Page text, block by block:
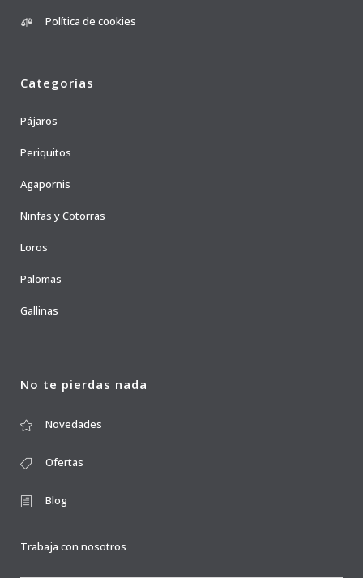
Política de cookies
Categorías
Pájaros
Periquitos
Agapornis
Ninfas y Cotorras
Loros
Palomas
Gallinas
No te pierdas nada
Novedades
Ofertas
Blog
Trabaja con nosotros